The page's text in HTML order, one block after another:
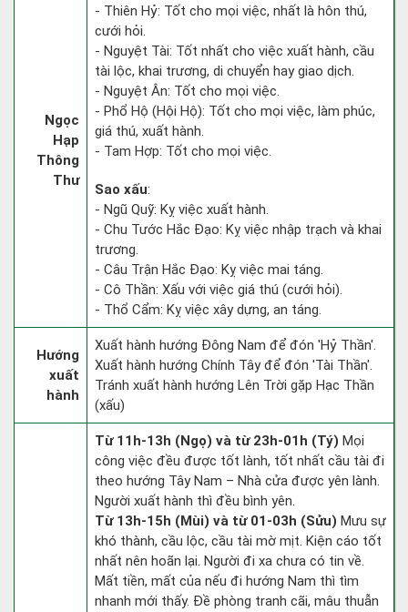
Ngọc
Hạp
Thông
Thư
- Thiên Hỷ: Tốt cho mọi việc, nhất là hôn thú,
cưới hỏi.
- Nguyệt Tài: Tốt nhất cho việc xuất hành, cầu
tài lộc, khai trương, di chuyển hay giao dịch.
- Nguyệt Ân: Tốt cho mọi việc.
- Phổ Hộ (Hội Hộ): Tốt cho mọi việc, làm phúc,
giá thú, xuất hành.
- Tam Hợp: Tốt cho mọi việc.
Sao xấu:
- Ngũ Quỹ: Kỵ việc xuất hành.
- Chu Tước Hắc Đạo: Kỵ việc nhập trạch và khai
trương.
- Câu Trận Hắc Đạo: Kỵ việc mai táng.
- Cô Thần: Xấu với việc giá thú (cưới hỏi).
- Thổ Cẩm: Kỵ việc xây dựng, an táng.
Hướng
xuất
hành
Xuất hành hướng Đông Nam để đón 'Hỷ Thần'.
Xuất hành hướng Chính Tây để đón 'Tài Thần'.
Tránh xuất hành hướng Lên Trời gặp Hạc Thần
(xấu)
Từ 11h-13h (Ngọ) và từ 23h-01h (Tý) Mọi
công việc đều được tốt lành, tốt nhất cầu tài đi
theo hướng Tây Nam – Nhà cửa được yên lành.
Người xuất hành thì đều bình yên.
Từ 13h-15h (Mùi) và từ 01-03h (Sửu) Mưu sự
khó thành, cầu lộc, cầu tài mờ mịt. Kiện cáo tốt
nhất nên hoãn lại. Người đi xa chưa có tin về.
Mất tiền, mất của nếu đi hướng Nam thì tìm
nhanh mới thấy. Đề phòng tranh cãi, mâu thuẫn